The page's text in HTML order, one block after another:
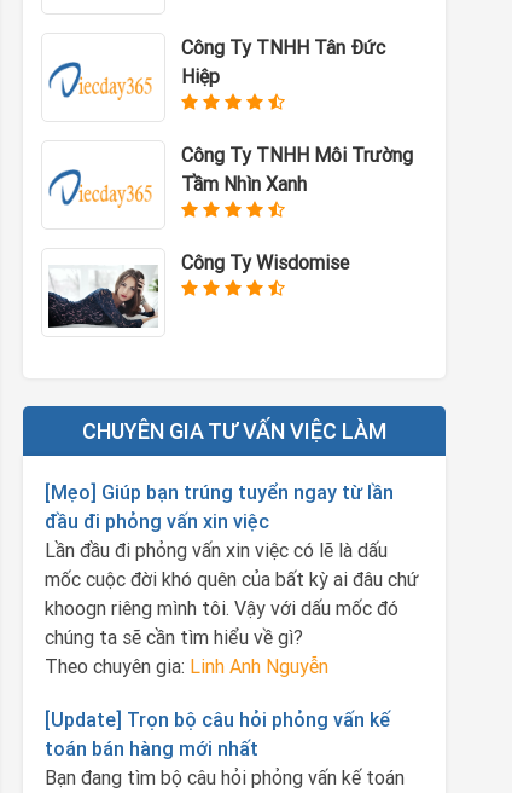
Công Ty TNHH Tân Đức
Hiệp
Công Ty TNHH Môi Trường
Tầm Nhìn Xanh
Công Ty Wisdomise
CHUYÊN GIA TƯ VẤN VIỆC LÀM
[Mẹo] Giúp bạn trúng tuyển ngay từ lần
đầu đi phỏng vấn xin việc
Lần đầu đi phỏng vấn xin việc có lẽ là dấu
mốc cuộc đời khó quên của bất kỳ ai đâu chứ
khoogn riêng mình tôi. Vậy với dấu mốc đó
chúng ta sẽ cần tìm hiểu về gì?
Theo chuyên gia: Linh Anh Nguyễn
[Update] Trọn bộ câu hỏi phỏng vấn kế
toán bán hàng mới nhất
Bạn đang tìm bộ câu hỏi phỏng vấn kế toán